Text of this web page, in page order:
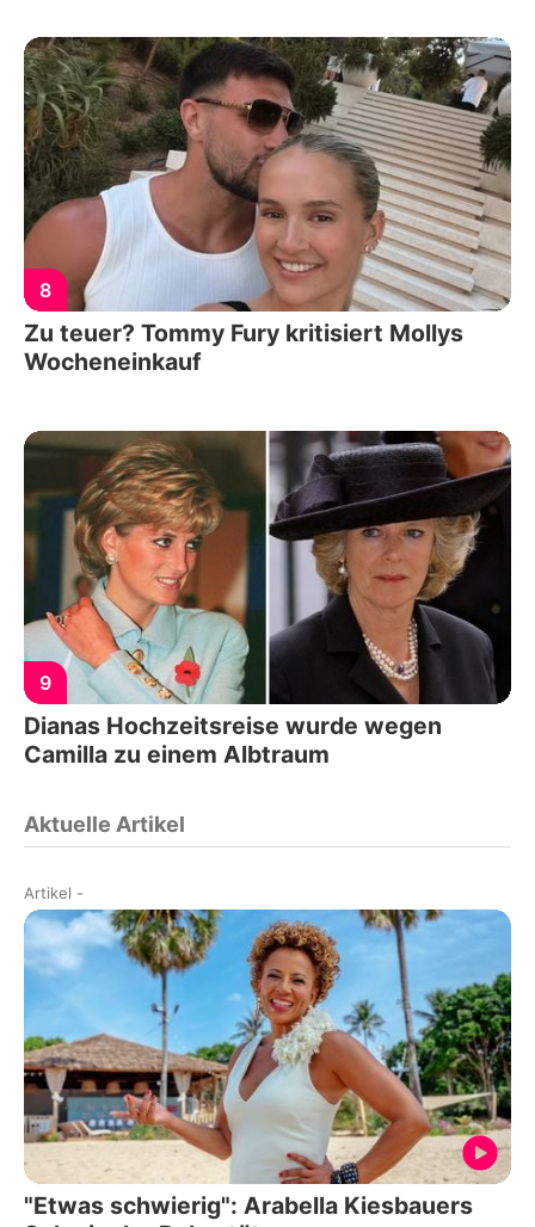
8
Zu teuer? Tommy Fury kritisiert Mollys
Wocheneinkauf
9
Dianas Hochzeitsreise wurde wegen
Camilla zu einem Albtraum
Aktuelle Artikel
Artikel -
"Etwas schwierig": Arabella Kiesbauers